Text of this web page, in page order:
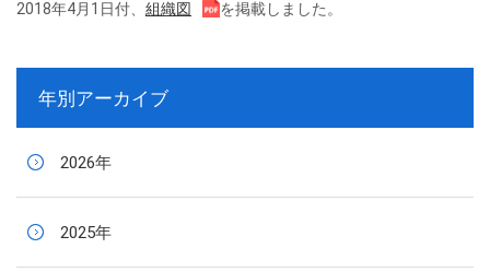
2018年4月1日付、 組織図 を掲載しました。
年別アーカイブ
2026年
2025年